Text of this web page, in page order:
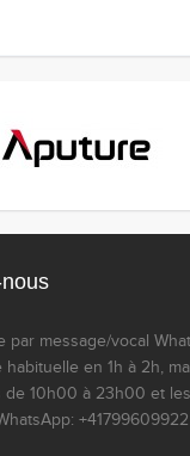
par message/vocal
habituelle en 1h à 2h,
de 10h00 à 23h00 et
+41799609922